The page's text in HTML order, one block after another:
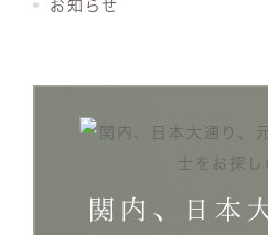
お知らせ
関内、日本